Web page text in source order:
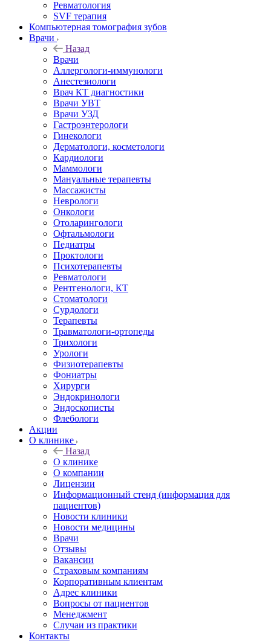
Ревматология
SVF терапия
Компьютерная томография зубов
Врачи
Назад
Врачи
Аллергологи-иммунологи
Анестезиологи
Врач КТ диагностики
Врачи УВТ
Врачи УЗД
Гастроэнтерологи
Гинекологи
Дерматологи, косметологи
Кардиологи
Маммологи
Мануальные терапевты
Массажисты
Неврологи
Онкологи
Отоларингологи
Офтальмологи
Педиатры
Проктологи
Психотерапевты
Ревматологи
Рентгенологи, КТ
Стоматологи
Сурдологи
Терапевты
Травматологи-ортопеды
Трихологи
Урологи
Физиотерапевты
Фониатры
Хирурги
Эндокринологи
Эндоскописты
Флебологи
Акции
О клинике
Назад
О клинике
О компании
Лицензии
Информационный стенд (информация для
пациентов)
Новости клиники
Новости медицины
Врачи
Отзывы
Вакансии
Страховым компаниям
Корпоративным клиентам
Адрес клиники
Вопросы от пациентов
Менеджмент
Случаи из практики
Контакты